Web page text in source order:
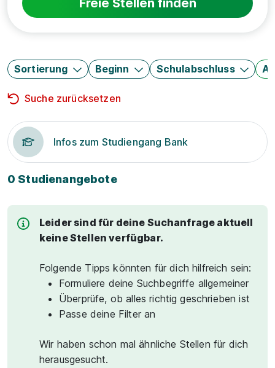
Freie Stellen finden
Sortierung Beginn Schulabschluss
Suche zurücksetzen
Infos zum Studiengang Bank
0 Studienangebote
Leider sind für deine Suchanfrage aktuell
keine Stellen verfügbar.
Folgende Tipps könnten für dich hilfreich sein:
Formuliere deine Suchbegriffe allgemeiner
Überprüfe, ob alles richtig geschrieben ist
Passe deine Filter an
Wir haben schon mal ähnliche Stellen für dich
herausgesucht.